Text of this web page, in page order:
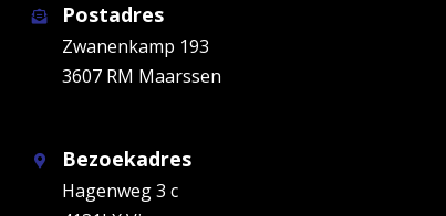
Postadres
Zwanenkamp 193
3607 RM Maarssen
Bezoekadres
Hagenweg 3 c